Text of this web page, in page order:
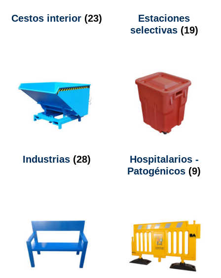
Cestos interior (23)
Estaciones
selectivas (19)
Industrias (28)
Hospitalarios -
Patogénicos (9)